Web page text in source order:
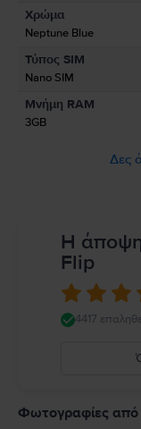
Πληροφορίες
Πληροφορίες σχετικά
το προϊόν.
ασφάλεια του προϊόντος.
Χρώμα
Neptune Blue
Τύπος SIM
Nano SIM
Μνήμη RAM
3GB
Δες
Η
Flip
4417
Φωτογραφίες από